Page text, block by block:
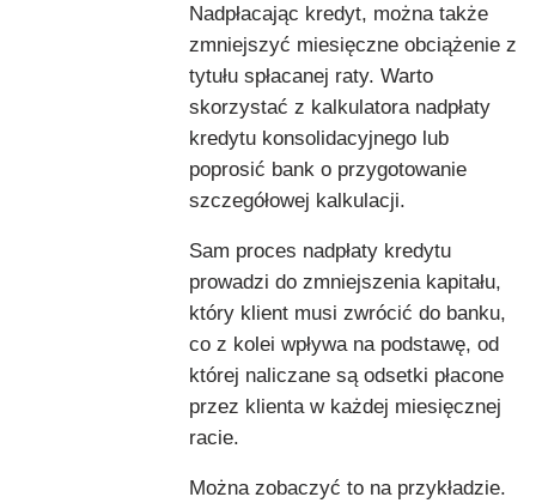
Nadpłacając kredyt, można także
zmniejszyć miesięczne obciążenie z
tytułu spłacanej raty. Warto
skorzystać z kalkulatora nadpłaty
kredytu konsolidacyjnego lub
poprosić bank o przygotowanie
szczegółowej kalkulacji.
Sam proces nadpłaty kredytu
prowadzi do zmniejszenia kapitału,
który klient musi zwrócić do banku,
co z kolei wpływa na podstawę, od
której naliczane są odsetki płacone
przez klienta w każdej miesięcznej
racie.
Można zobaczyć to na przykładzie.